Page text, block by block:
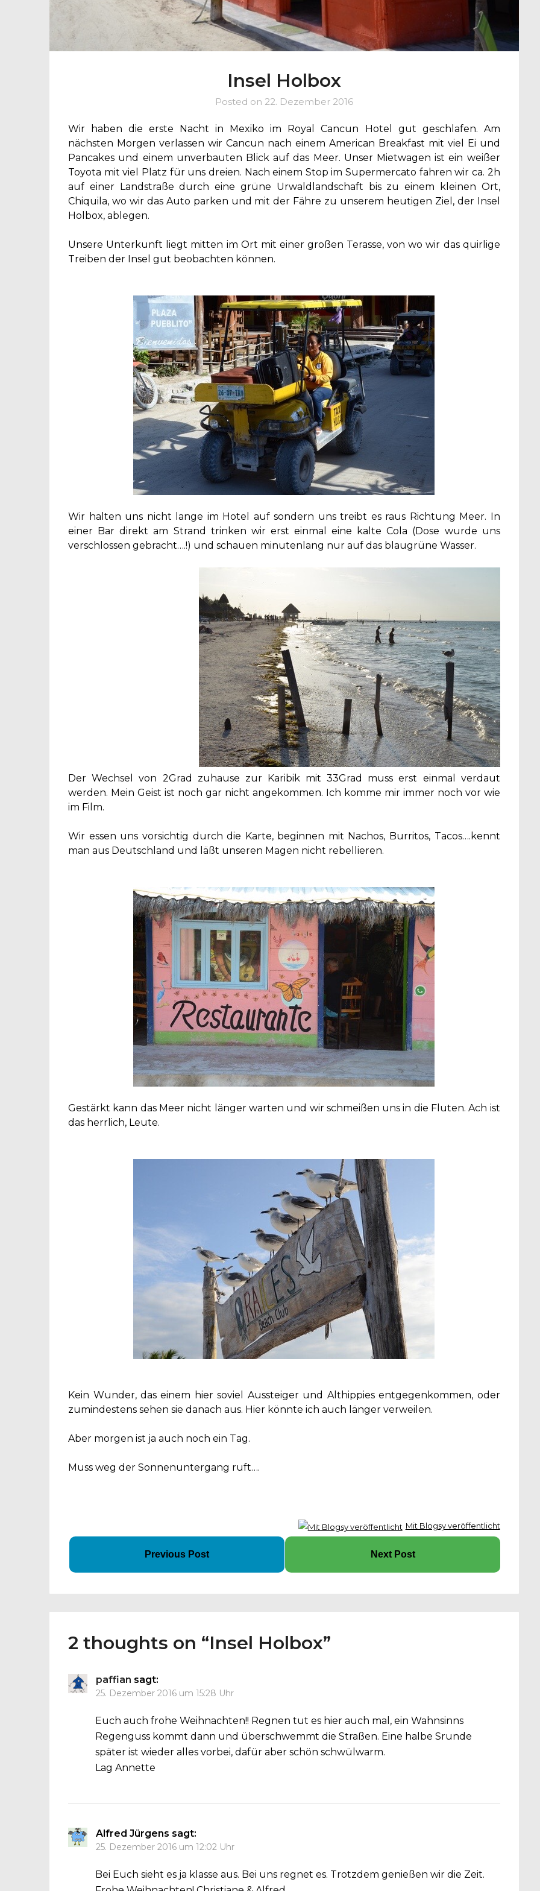
Insel Holbox
Posted on 22. Dezember 2016
Wir haben die erste Nacht in Mexiko im Royal Cancun Hotel gut geschlafen. Am
nächsten Morgen verlassen wir Cancun nach einem American Breakfast mit viel Ei und
Pancakes und einem unverbauten Blick auf das Meer. Unser Mietwagen ist ein weißer
Toyota mit viel Platz für uns dreien. Nach einem Stop im Supermercato fahren wir ca. 2h
auf einer Landstraße durch eine grüne Urwaldlandschaft bis zu einem kleinen Ort,
Chiquila, wo wir das Auto parken und mit der Fähre zu unserem heutigen Ziel, der Insel
Holbox, ablegen.
Unsere Unterkunft liegt mitten im Ort mit einer großen Terasse, von wo wir das quirlige
Treiben der Insel gut beobachten können.
Wir halten uns nicht lange im Hotel auf sondern uns treibt es raus Richtung Meer. In
einer Bar direkt am Strand trinken wir erst einmal eine kalte Cola (Dose wurde uns
verschlossen gebracht….!) und schauen minutenlang nur auf das blaugrüne Wasser.
Der Wechsel von 2Grad zuhause zur Karibik mit 33Grad muss erst einmal verdaut
werden. Mein Geist ist noch gar nicht angekommen. Ich komme mir immer noch vor wie
im Film.
Wir essen uns vorsichtig durch die Karte, beginnen mit Nachos, Burritos, Tacos….kennt
man aus Deutschland und läßt unseren Magen nicht rebellieren.
Gestärkt kann das Meer nicht länger warten und wir schmeißen uns in die Fluten. Ach ist
das herrlich, Leute.
Kein Wunder, das einem hier soviel Aussteiger und Althippies entgegenkommen, oder
zumindestens sehen sie danach aus. Hier könnte ich auch länger verweilen.
Aber morgen ist ja auch noch ein Tag.
Muss weg der Sonnenuntergang ruft….
Mit Blogsy veröffentlicht
Previous Post Next Post
2 thoughts on “Insel Holbox”
paffian sagt:
25. Dezember 2016 um 15:28 Uhr
Euch auch frohe Weihnachten!! Regnen tut es hier auch mal, ein Wahnsinns
Regenguss kommt dann und überschwemmt die Straßen. Eine halbe Srunde
später ist wieder alles vorbei, dafür aber schön schwülwarm.
Lag Annette
Alfred Jürgens sagt:
25. Dezember 2016 um 12:02 Uhr
Bei Euch sieht es ja klasse aus. Bei uns regnet es. Trotzdem genießen wir die Zeit.